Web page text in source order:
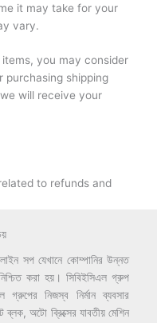
it may take for your
vary.
you may consider
purchasing shipping
will receive your
to refunds and
সপ যেখানে কোম্পানির উন্নত
করা হয়। সিবিইসিএল গ্রুপ
গ্রুপের নিজস্ব নির্মান ব্যবসার
ব্লক, অটো ব্রিক্সের যাবতীয় মেশিন